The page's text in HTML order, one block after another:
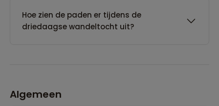
Hoe zien de paden er tijdens de
driedaagse wandeltocht uit?
Algemeen